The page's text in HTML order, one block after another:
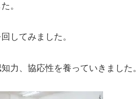
。
してみました。
力、協応性を養っていきました。